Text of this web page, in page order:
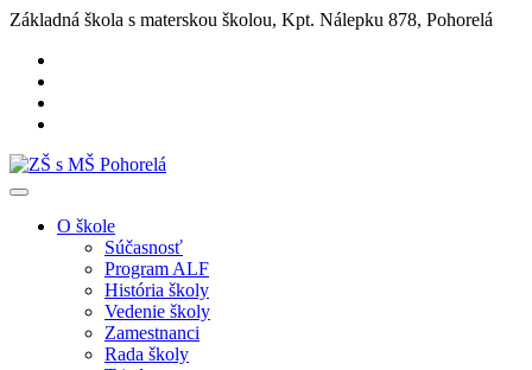
Základná škola s materskou školou, Kpt. Nálepku 878, Pohorelá
O škole
Súčasnosť
Program ALF
História školy
Vedenie školy
Zamestnanci
Rada školy